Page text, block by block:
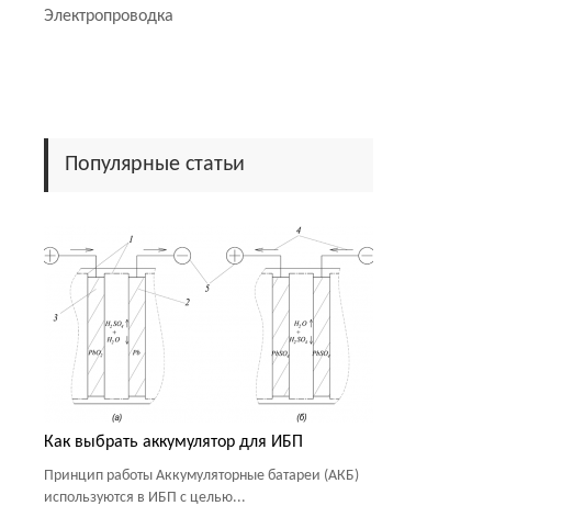
Электропроводка
Популярные статьи
Как выбрать аккумулятор для ИБП
Принцип работы Аккумуляторные батареи (АКБ)
используются в ИБП с целью...